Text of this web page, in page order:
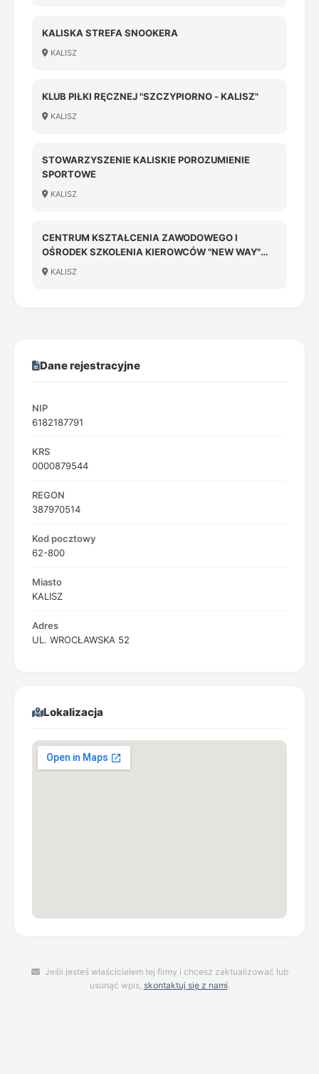
KALISKA STREFA SNOOKERA
KALISZ
KLUB PIŁKI RĘCZNEJ "SZCZYPIORNO - KALISZ"
KALISZ
STOWARZYSZENIE KALISKIE POROZUMIENIE
SPORTOWE
KALISZ
CENTRUM KSZTAŁCENIA ZAWODOWEGO I
OŚRODEK SZKOLENIA KIEROWCÓW "NEW WAY"
SPÓŁKA Z OGRANICZONĄ ODPOWIEDZIALNOŚCIĄ
KALISZ
Dane rejestracyjne
NIP
6182187791
KRS
0000879544
REGON
387970514
Kod pocztowy
62-800
Miasto
KALISZ
Adres
UL. WROCŁAWSKA 52
Lokalizacja
Jeśli jesteś właścicielem tej firmy i chcesz zaktualizować lub
usunąć wpis, skontaktuj się z nami.